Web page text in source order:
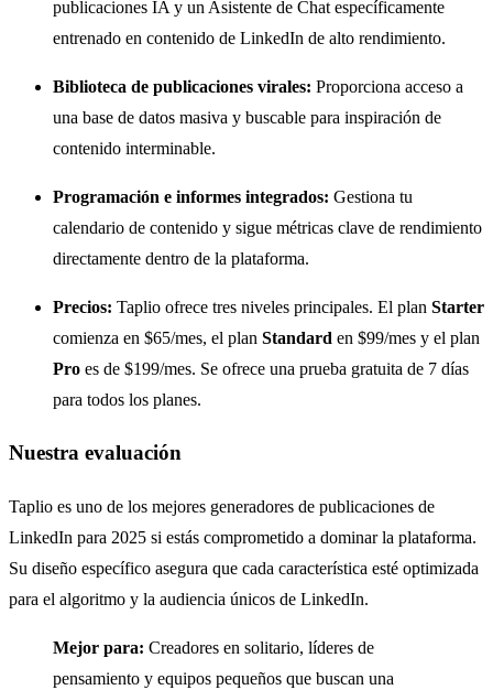
publicaciones IA y un Asistente de Chat específicamente
entrenado en contenido de LinkedIn de alto rendimiento.
Biblioteca de publicaciones virales: Proporciona acceso a
una base de datos masiva y buscable para inspiración de
contenido interminable.
Programación e informes integrados: Gestiona tu
calendario de contenido y sigue métricas clave de rendimiento
directamente dentro de la plataforma.
Precios: Taplio ofrece tres niveles principales. El plan Starter
comienza en $65/mes, el plan Standard en $99/mes y el plan
Pro es de $199/mes. Se ofrece una prueba gratuita de 7 días
para todos los planes.
Nuestra evaluación
Taplio es uno de los mejores generadores de publicaciones de
LinkedIn para 2025 si estás comprometido a dominar la plataforma.
Su diseño específico asegura que cada característica esté optimizada
para el algoritmo y la audiencia únicos de LinkedIn.
Mejor para: Creadores en solitario, líderes de
pensamiento y equipos pequeños que buscan una